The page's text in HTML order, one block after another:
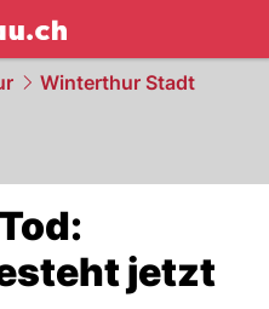
NAU.ch
Winterthur Stadt
jetzt